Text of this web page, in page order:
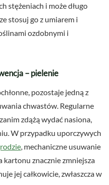
stężeniach i może długo
stosuj go z umiarem i
ozdobnymi i
– pielenie
pozostaje jedną z
chwastów. Regularne
zdążą wydać nasiona,
W przypadku uporczywych
, mechaniczne usuwanie
kartonu znacznie zmniejsza
jej całkowicie, zwłaszcza w